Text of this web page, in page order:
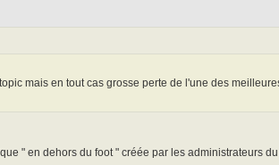
mais en tout cas grosse perte de l'une des
" en dehors du foot " créée par les administrateurs du